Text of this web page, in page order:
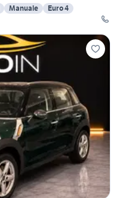
Manuale
Euro 4